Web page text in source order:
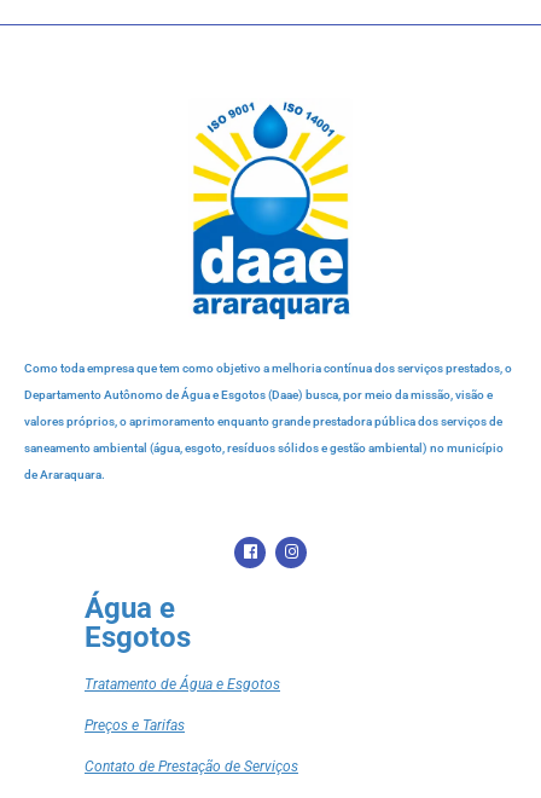
Como toda empresa que tem como objetivo a melhoria contínua dos serviços prestados, o
Departamento Autônomo de Água e Esgotos (Daae) busca, por meio da missão, visão e
valores próprios, o aprimoramento enquanto grande prestadora pública dos serviços de
saneamento ambiental (água, esgoto, resíduos sólidos e gestão ambiental) no município
de Araraquara.
Água e
Esgotos
Tratamento de Água e Esgotos
Preços e Tarifas
Contato de Prestação de Serviços